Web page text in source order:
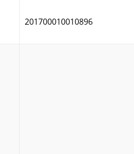
201700010010896